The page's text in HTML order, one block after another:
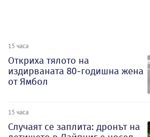
15 часа
Откриха тялото на
издирваната 80-годишна жена
от Ямбол
15 часа
Случаят се заплита: дронът на